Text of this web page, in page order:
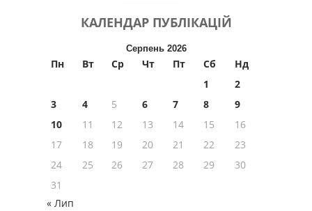
КАЛЕНДАР ПУБЛІКАЦІЙ
Серпень 2026
Пн Вт Ср Чт Пт Сб
Нд
1
2
3
4 5 6 7 8
9
10
11 12 13 14 15
16
17
18 19 20 21 22
23
24
25 26 27 28 29
30
31
« Лип